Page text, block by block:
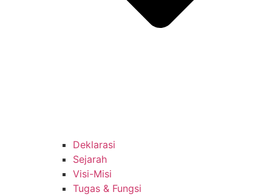
Deklarasi
Sejarah
Visi-Misi
Tugas & Fungsi